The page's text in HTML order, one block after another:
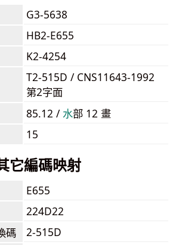
G3-5638
HB2-E655
K2-4254
T2-515D / CNS11643-1992
第2字面
85.12 /⽔部 12 畫
15
編碼映射
E655
224D22
碼
2-515D